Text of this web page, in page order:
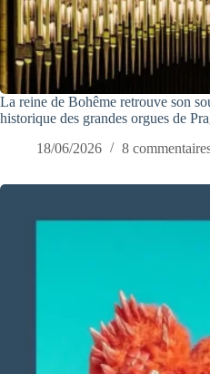
La reine de Bohême retrouve son
historique des grandes orgues de
18/06/2026
8